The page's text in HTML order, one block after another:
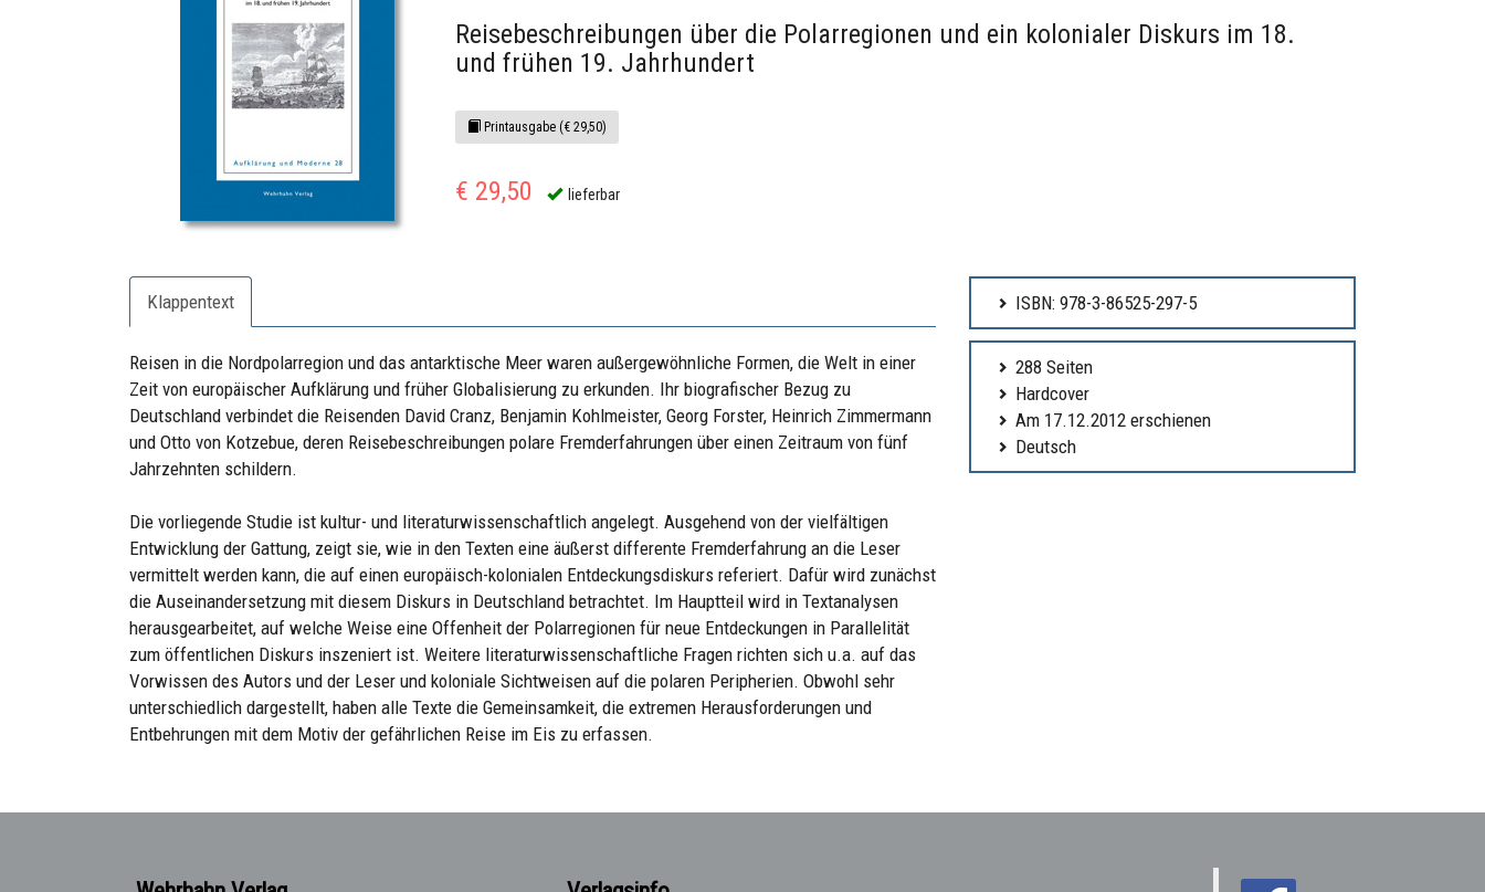
Reisebeschreibungen über die Polarregionen und ein kolonialer Diskurs im 18.
und frühen 19. Jahrhundert
Printausgabe (€ 29,50)
€ 29,50 lieferbar
Klappentext
Reisen in die Nordpolarregion und das antarktische Meer waren außergewöhnliche Formen, die Welt in einer
Zeit von europäischer Aufklärung und früher Globalisierung zu erkunden. Ihr biografischer Bezug zu
Deutschland verbindet die Reisenden David Cranz, Benjamin Kohlmeister, Georg Forster, Heinrich Zimmermann
und Otto von Kotzebue, deren Reisebeschreibungen polare Fremderfahrungen über einen Zeitraum von fünf
Jahrzehnten schildern.
Die vorliegende Studie ist kultur- und literaturwissenschaftlich angelegt. Ausgehend von der vielfältigen
Entwicklung der Gattung, zeigt sie, wie in den Texten eine äußerst differente Fremderfahrung an die Leser
vermittelt werden kann, die auf einen europäisch-kolonialen Entdeckungsdiskurs referiert. Dafür wird zunächst
die Auseinandersetzung mit diesem Diskurs in Deutschland betrachtet. Im Hauptteil wird in Textanalysen
herausgearbeitet, auf welche Weise eine Offenheit der Polarregionen für neue Entdeckungen in Parallelität
zum öffentlichen Diskurs inszeniert ist. Weitere literaturwissenschaftliche Fragen richten sich u.a. auf das
Vorwissen des Autors und der Leser und koloniale Sichtweisen auf die polaren Peripherien. Obwohl sehr
unterschiedlich dargestellt, haben alle Texte die Gemeinsamkeit, die extremen Herausforderungen und
Entbehrungen mit dem Motiv der gefährlichen Reise im Eis zu erfassen.
ISBN: 978-3-86525-297-5
288 Seiten
Hardcover
Am 17.12.2012 erschienen
Deutsch